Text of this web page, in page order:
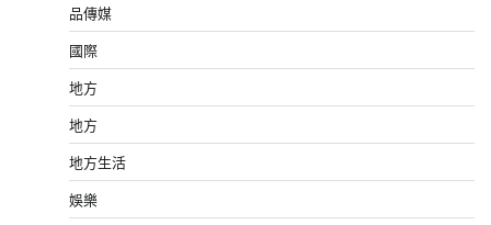
品傳媒
國際
地方
地方
地方生活
娛樂